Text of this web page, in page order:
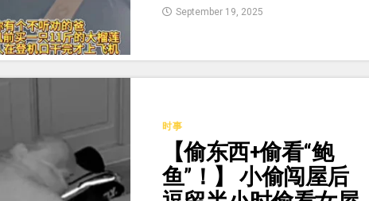
September 19, 2025
时事
【偷东西+偷看“鲍
鱼”！】 小偷闯屋后